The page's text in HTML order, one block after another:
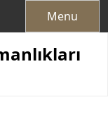
Menu